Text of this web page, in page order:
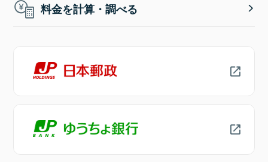
料金を計算・調べる